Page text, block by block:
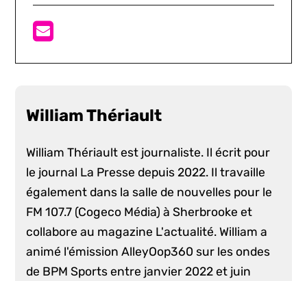
William Thériault
William Thériault est journaliste. Il écrit pour
le journal La Presse depuis 2022. Il travaille
également dans la salle de nouvelles pour le
FM 107.7 (Cogeco Média) à Sherbrooke et
collabore au magazine L'actualité. William a
animé l'émission AlleyOop360 sur les ondes
de BPM Sports entre janvier 2022 et juin